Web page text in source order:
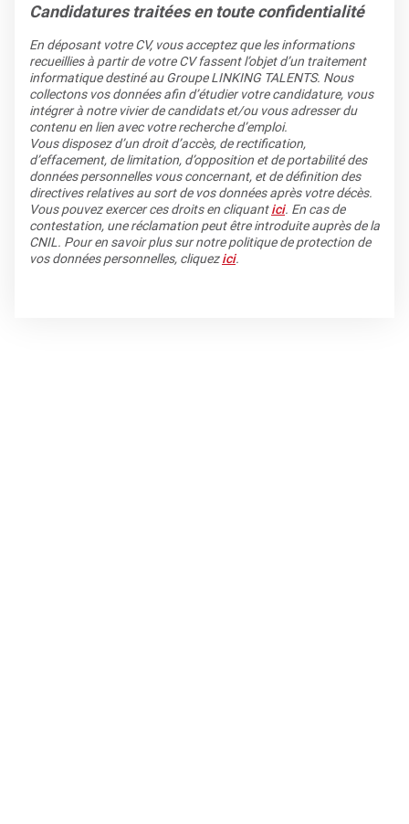
Candidatures traitées en toute confidentialité
En déposant votre CV, vous acceptez que les informations
recueillies à partir de votre CV fassent l’objet d’un traitement
informatique destiné au Groupe LINKING TALENTS. Nous
collectons vos données afin d’étudier votre candidature, vous
intégrer à notre vivier de candidats et/ou vous adresser du
contenu en lien avec votre recherche d’emploi.
Vous disposez d’un droit d’accès, de rectification,
d’effacement, de limitation, d’opposition et de portabilité des
données personnelles vous concernant, et de définition des
directives relatives au sort de vos données après votre décès.
Vous pouvez exercer ces droits en cliquantici. En cas de
contestation, une réclamation peut être introduite auprès de la
CNIL. Pour en savoir plus sur notre politique de protection de
vos données personnelles, cliquezici.